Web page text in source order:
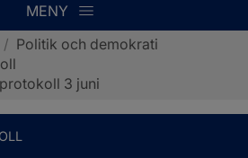
MENY
/ Politik och demokrati
3 juni